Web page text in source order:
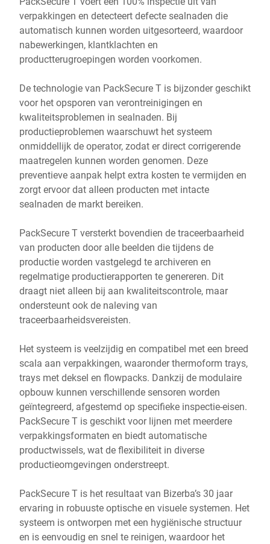
verpakkingen en detecteert defecte sealnaden die
automatisch kunnen worden uitgesorteerd, waardoor
nabewerkingen, klantklachten en
productterugroepingen worden voorkomen.
De technologie van PackSecure T is bijzonder geschikt
voor het opsporen van verontreinigingen en
kwaliteitsproblemen in sealnaden. Bij
productieproblemen waarschuwt het systeem
onmiddellijk de operator, zodat er direct corrigerende
maatregelen kunnen worden genomen. Deze
preventieve aanpak helpt extra kosten te vermijden en
zorgt ervoor dat alleen producten met intacte
sealnaden de markt bereiken.
PackSecure T versterkt bovendien de traceerbaarheid
van producten door alle beelden die tijdens de
productie worden vastgelegd te archiveren en
regelmatige productierapporten te genereren. Dit
draagt niet alleen bij aan kwaliteitscontrole, maar
ondersteunt ook de naleving van
traceerbaarheidsvereisten.
Het systeem is veelzijdig en compatibel met een breed
scala aan verpakkingen, waaronder thermoform trays,
trays met deksel en flowpacks. Dankzij de modulaire
opbouw kunnen verschillende sensoren worden
geïntegreerd, afgestemd op specifieke inspectie-eisen.
PackSecure T is geschikt voor lijnen met meerdere
verpakkingsformaten en biedt automatische
productwissels, wat de flexibiliteit in diverse
productieomgevingen onderstreept.
PackSecure T is het resultaat van Bizerba’s 30 jaar
ervaring in robuuste optische en visuele systemen. Het
systeem is ontworpen met een hygiënische structuur
en is eenvoudig en snel te reinigen, waardoor het